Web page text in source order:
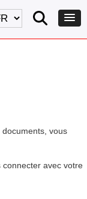
vous
connecter avec votre